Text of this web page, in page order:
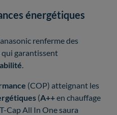
énergétiques
renferme des
qui garantissent
(COP) atteignant les
(A++en chauffage
Cap All In One saura